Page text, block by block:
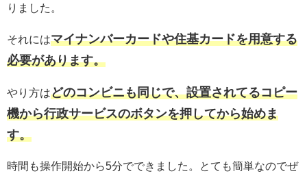
りました。
それにはマイナンバーカードや住基カードを用意する
必要があります。
やり方はどのコンビニも同じで、設置されてるコピー
機から行政サービスのボタンを押してから始めま
す。
時間も操作開始から5分でできました。とても簡単なのでぜ